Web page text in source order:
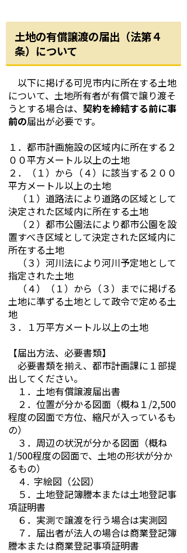
土地の有償譲渡の届出（法第４
条）について
以下に掲げる可児市内に所在する土地
について、土地所有者が有償で譲り渡そ
うとする場合は、 契約を締結する前に事
前の届出が必要です。
１．都市計画施設の区域内に所在する２
００平方メートル以上の土地
２．（１）から（４）に該当する２００
平方メートル以上の土地
（１）道路法により道路の区域として
決定された区域内に所在する土地
（２）都市公園法により都市公園を設
置すべき区域として決定された区域内に
所在する土地
（３）河川法により河川予定地として
指定された土地
（４）（１）から（３）までに掲げる
土地に準ずる土地として政令で定める土
地
３．１万平方メートル以上の土地
【届出方法、必要書類】
必要書類を揃え、都市計画課に１部提
出してください。
１．土地有償譲渡届出書
２．位置が分かる図面（概ね１/2,500
程度の図面で方位、縮尺が入っているも
の）
３．周辺の状況が分かる図面（概ね
1/500程度の図面で、土地の形状が分か
るもの）
４. 字絵図（公図）
５．土地登記簿謄本または土地登記事
項証明書
６．実測で譲渡を行う場合は実測図
７．届出者が法人の場合は商業登記簿
謄本または商業登記事項証明書